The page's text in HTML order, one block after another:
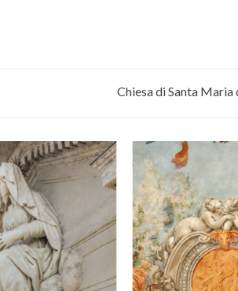
Chiesa di Santa Maria